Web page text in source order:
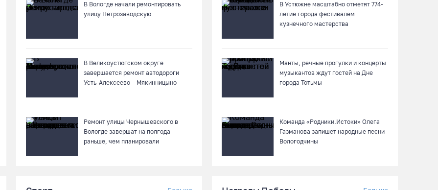
баскетбола и брейкинга
10 пьяных водителей и 23 без прав
остановили за сутки вологодские гаишники
Минобрнауки РФ
В Вологде начали ремонтировать
улицу Петрозаводскую
В Великоустюгском округе
завершается ремонт автодороги
Усть-Алексеево – Мякинницыно
Ремонт улицы Чернышевского в
Вологде завершат на полгода
раньше, чем планировали
В Устюжне масштабно отметят 774-
летие города фестивалем
кузнечного мастерства
Манты, речные прогулки и концерты
музыкантов ждут гостей на Дне
города Тотьмы
Команда «Родники.Истоки» Олега
Газманова запишет народные песни
Вологодчины